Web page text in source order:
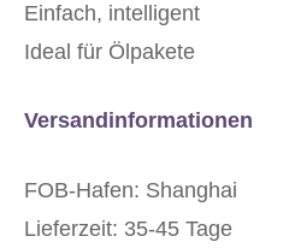
Einfach, intelligent
Ideal für Ölpakete
Versandinformationen
FOB-Hafen: Shanghai
Lieferzeit: 35-45 Tage